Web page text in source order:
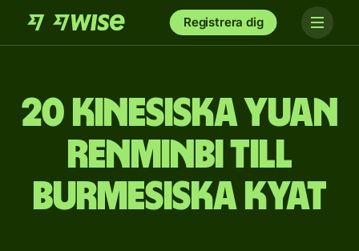
Registrera dig
20 kinesiska yuan
renminbi till
burmesiska kyat